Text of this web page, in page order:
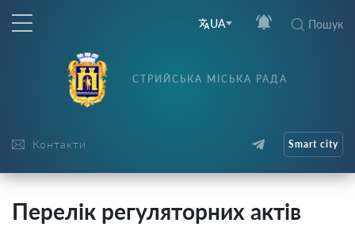
UA Пошук
Контакти
СТРИЙСЬКА МІСЬКА РАДА
Smart city
Перелік регуляторних актів